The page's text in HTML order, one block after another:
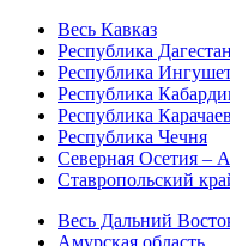
Весь Кавказ
Республика Дагестан
Республика
Республика
Республика
Республика Чечня
Северная Осетия –
Ставропольский
Весь Дальний
Амурская область